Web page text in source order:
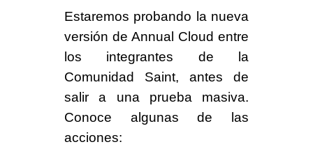
Estaremos probando la nueva
versión de Annual Cloud entre
los integrantes de la
Comunidad Saint, antes de
salir a una prueba masiva.
Conoce algunas de las
acciones: